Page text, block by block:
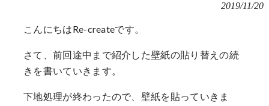
2019/11/20
こんにちはRe-createです。
さて、前回途中まで紹介した壁紙の貼り替えの続
きを書いていきます。
下地処理が終わったので、壁紙を貼っていきま